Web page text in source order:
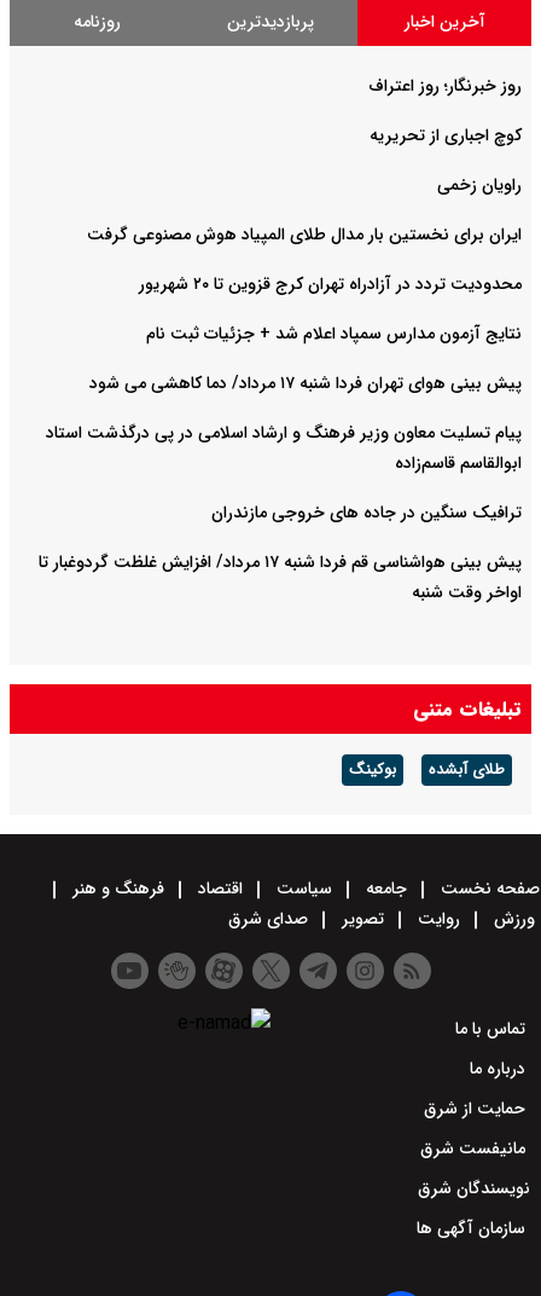
آخرین اخبار پربازدیدترین روزنامه
روز خبرنگار؛ روز اعتراف
کوچ اجباری از تحریریه
راویان زخمی
ایران برای نخستین بار مدال طلای المپیاد هوش مصنوعی گرفت
محدودیت تردد در آزادراه تهران کرج قزوین تا ۲۰ شهریور
نتایج آزمون مدارس سمپاد اعلام شد + جزئیات ثبت نام
پیش بینی هوای تهران فردا شنبه ۱۷ مرداد/ دما کاهشی می شود
پیام تسلیت معاون وزیر فرهنگ و ارشاد اسلامی در پی درگذشت استاد
ابوالقاسم قاسم‌زاده
ترافیک سنگین در جاده های خروجی مازندران
پیش بینی هواشناسی قم فردا شنبه ۱۷ مرداد/ افزایش غلظت گردوغبار تا
اواخر وقت شنبه
تبلیغات متنی
طلای آبشده بوکینگ
صفحه نخست جامعه سیاست اقتصاد
فرهنگ و هنر
ورزش
روایت تصویر صدای شرق
تماس با ما
درباره ما
حمایت از شرق
مانیفست شرق
نویسندگان شرق
سازمان آگهی ها